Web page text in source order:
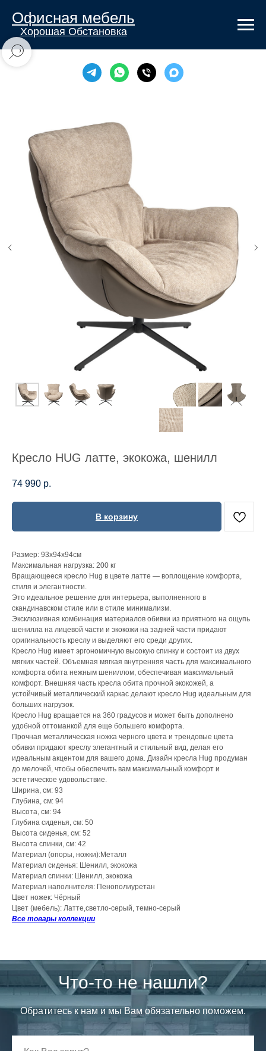
Офисная мебель
Хорошая Обстановка
Кресло HUG латте, экокожа, шенилл
74 990 р.
В корзину
Размер: 93х94х94см
Максимальная нагрузка: 200 кг
Вращающееся кресло Hug в цвете латте — воплощение комфорта,
стиля и элегантности.
Это идеальное решение для интерьера, выполненного в
скандинавском стиле или в стиле минимализм.
Эксклюзивная комбинация материалов обивки из приятного на ощупь
шенилла на лицевой части и экокожи на задней части придают
оригинальность креслу и выделяют его среди других.
Кресло Hug имеет эргономичную высокую спинку и состоит из двух
мягких частей. Объемная мягкая внутренняя часть для максимального
комфорта обита нежным шениллом, обеспечивая максимальный
комфорт. Внешняя часть кресла обита прочной экокожей, а
устойчивый металлический каркас делают кресло Hug идеальным для
больших нагрузок.
Кресло Hug вращается на 360 градусов и может быть дополнено
удобной оттоманкой для еще большего комфорта.
Прочная металлическая ножка черного цвета и трендовые цвета
обивки придают креслу элегантный и стильный вид, делая его
идеальным акцентом для вашего дома. Дизайн кресла Hug продуман
до мелочей, чтобы обеспечить вам максимальный комфорт и
эстетическое удовольствие.
Ширина, см: 93
Глубина, см: 94
Высота, см: 94
Глубина сиденья, см: 50
Высота сиденья, см: 52
Высота спинки, см: 42
Материал (опоры, ножки):Металл
Материал сиденья: Шенилл, экокожа
Материал спинки: Шенилл, экокожа
Материал наполнителя: Пенополиуретан
Цвет ножек: Чёрный
Цвет (мебель): Латте,светло-серый, темно-серый
Все товары коллекции
Что-то не нашли?
Обратитесь к нам и мы Вам обязательно поможем.